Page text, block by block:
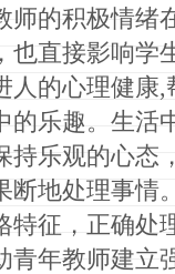
师的积极情绪
也直接影响学
人的心理健康,
的乐趣。生活
持乐观的心态
断地处理事情
特征，正确处
青年教师建立